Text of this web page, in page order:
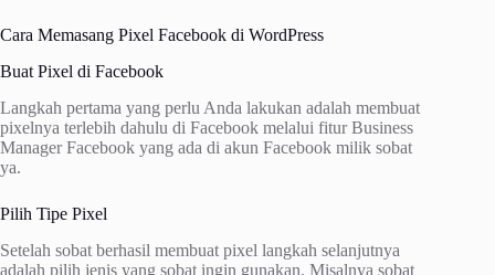
Cara Memasang Pixel Facebook di WordPress
Buat Pixel di Facebook
Langkah pertama yang perlu Anda lakukan adalah membuat
pixelnya terlebih dahulu di Facebook melalui fitur Business
Manager Facebook yang ada di akun Facebook milik sobat
ya.
Pilih Tipe Pixel
Setelah sobat berhasil membuat pixel langkah selanjutnya
adalah pilih jenis yang sobat ingin gunakan. Misalnya sobat